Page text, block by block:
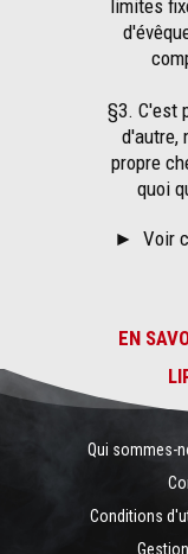
limites
§3. C'est
d'autre,
propre
quoi
► Voir
EN
Qui sommes-
Conditions